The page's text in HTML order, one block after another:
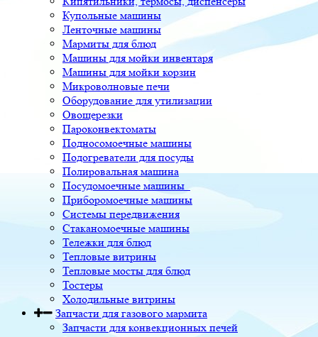
Купольные машины
Ленточные машины
Мармиты для блюд
Машины для мойки инвентаря
Машины для мойки корзин
Микроволновые печи
Оборудование для утилизации
Овощерезки
Пароконвектоматы
Подносомоечные машины
Подогреватели для посуды
Полировальная машина
Посудомоечные машины
Приборомоечные машины
Системы передвижения
Стаканомоечные машины
Тележки для блюд
Тепловые витрины
Тепловые мосты для блюд
Тостеры
Холодильные витрины
Запчасти для газового мармита
Запчасти для конвекционных печей